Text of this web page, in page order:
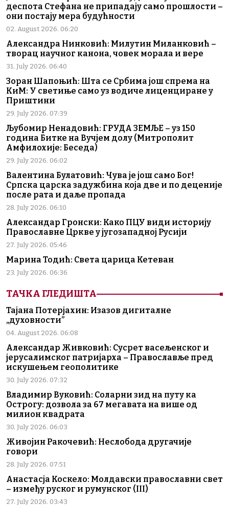
деспота Стефана не припадају само прошлости –
они постају мера будућности
02. August 2026. 06:20
Александра Нинковић: Милутин Миланковић –
творац научног канона, човек морала и вере
31. July 2026. 06:40
Зоран Шапоњић: Шта се Србима још спрема на
КиМ: У светиње само уз водиче лиценциране у
Приштини
29. July 2026. 07:39
Љубомир Ненадовић: ГРУДА ЗЕМЉЕ – уз 150
година Битке на Вучјем долу (Митрополит
Амфилохије: Беседа)
29. July 2026. 06:02
Валентина Булатовић: Чува је још само Бог!
Српска царска задужбина која две и по деценије
после рата и даље пропада
28. July 2026. 06:10
Александар Гронски: Како ПЦУ види историју
Православне Цркве у југозападној Русији
27. July 2026. 05:46
Марина Тодић: Света царица Кетеван
23. July 2026. 06:36
ТАЧКА ГЛЕДИШТА
Тајана Потерјахин: Изазов дигиталне
„духовности”
04. August 2026. 06:08
Александар Живковић: Сусрет васељенског и
јерусалимског патријарха – Православље пред
искушењем геополитике
30. July 2026. 07:32
Владимир Вуковић: Соларни зид на путу ка
Острогу: дозвола за 67 мегавата на више од
милион квадрата
30. July 2026. 06:03
Живојин Ракочевић: Неслобода другачије
говори
28. July 2026. 07:51
Анастасја Коскело: Молдавски православни свет
– између руског и румунског (III)
27. July 2026. 03:43